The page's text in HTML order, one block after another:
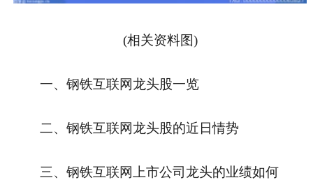
(相关资料图)
一、钢铁互联网龙头股一览
二、钢铁互联网龙头股的近日情势
三、钢铁互联网上市公司龙头的业绩如何